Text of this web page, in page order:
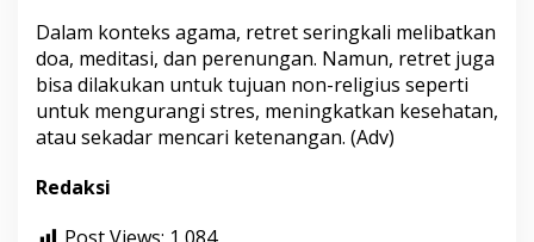
Dalam konteks agama, retret seringkali melibatkan
doa, meditasi, dan perenungan. Namun, retret juga
bisa dilakukan untuk tujuan non-religius seperti
untuk mengurangi stres, meningkatkan kesehatan,
atau sekadar mencari ketenangan. (Adv)
Redaksi